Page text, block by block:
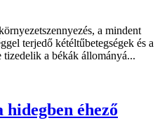
a mindent
terjedő kétéltűbetegségek és a
tizedelik a békák állományá...
hidegben éhező